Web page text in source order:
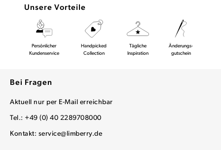
Unsere Vorteile
Persönlicher
Kundenservice
Handpicked
Collection
Tägliche
Inspiration
Änderungs-
gutschein
Bei Fragen
Aktuell nur per E-Mail erreichbar
Tel.: +49 (0) 40 2289708000
Kontakt: service@limberry.de